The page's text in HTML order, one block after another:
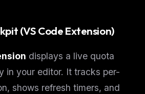
(VS Code Extension)
displays a live quota
in your editor. It tracks per-
shows refresh timers, and